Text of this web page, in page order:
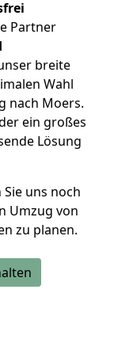
Partner
breite
Wahl
nach Moers.
ein großes
Lösung
uns noch
Umzug von
zu planen.